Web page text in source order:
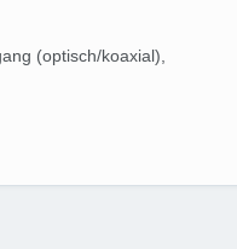
(optisch/koaxial),